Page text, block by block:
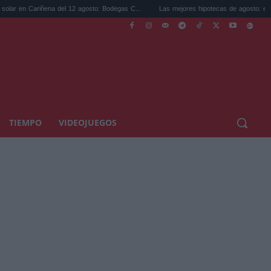
del 12 agosto: Bodegas C... Las mejores hipotecas de agosto: el TAE más
TIEMPO VIDEOJUEGOS